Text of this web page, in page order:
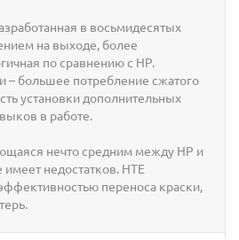
в восьмидесятых
на выходе, более
по сравнению с HP.
– большее потребление сжатого
установки дополнительных
в работе.
нечто средним между HP и
имеет недостатков. HTE
переноса краски,